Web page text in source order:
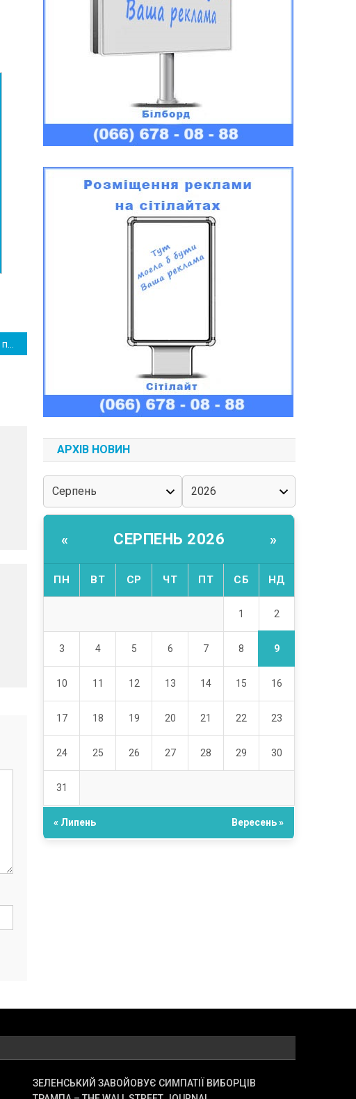
АРХІВ НОВИН
« СЕРПЕНЬ 2026 »
ПН ВТ СР ЧТ ПТ СБ НД
1 2
3 4 5 6 7 8 9
10 11 12 13 14 15 16
17 18 19 20 21 22 23
24 25 26 27 28 29 30
31
« Липень Вересень »
ЗЕЛЕНСЬКИЙ ЗАВОЙОВУЄ СИМПАТІЇ ВИБОРЦІВ